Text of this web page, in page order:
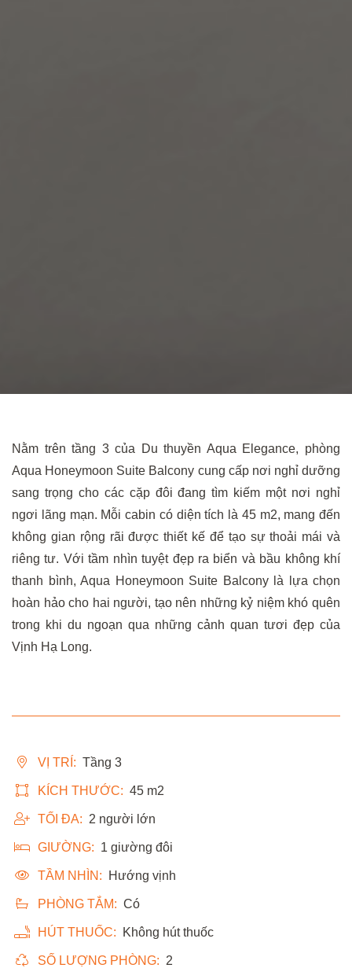
Nằm trên tầng 3 của Du thuyền Aqua Elegance, phòng
Aqua Honeymoon Suite Balcony cung cấp nơi nghỉ dưỡng
sang trọng cho các cặp đôi đang tìm kiếm một nơi nghỉ
ngơi lãng mạn. Mỗi cabin có diện tích là 45 m2, mang đến
không gian rộng rãi được thiết kế để tạo sự thoải mái và
riêng tư. Với tầm nhìn tuyệt đẹp ra biển và bầu không khí
thanh bình, Aqua Honeymoon Suite Balcony là lựa chọn
hoàn hảo cho hai người, tạo nên những kỷ niệm khó quên
trong khi du ngoạn qua những cảnh quan tươi đẹp của
Vịnh Hạ Long.
VỊ TRÍ: Tầng 3
KÍCH THƯỚC: 45 m2
TỐI ĐA: 2 người lớn
GIƯỜNG: 1 giường đôi
TẦM NHÌN: Hướng vịnh
PHÒNG TẮM: Có
HÚT THUỐC: Không hút thuốc
SỐ LƯỢNG PHÒNG: 2